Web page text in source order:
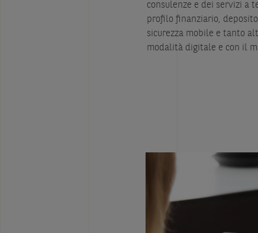
consulenze e dei servizi a
profilo finanziario,
sicurezza mobile e tanto
modalità digitale e con il